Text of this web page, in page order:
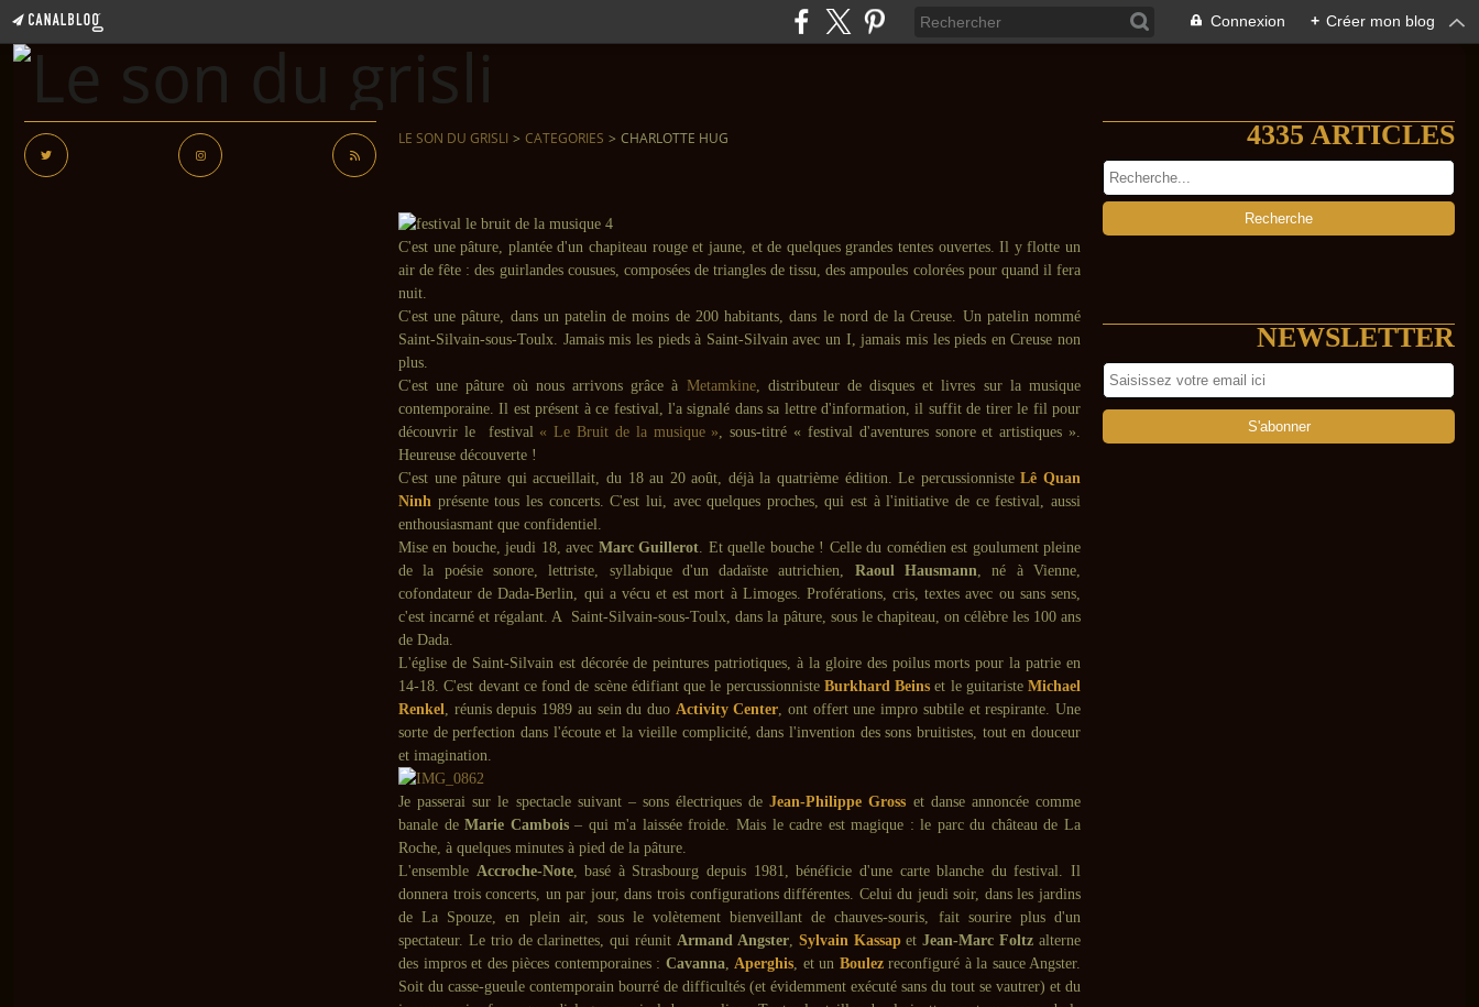
Connexion + Créer mon blog
LE SON DU GRISLI > CATEGORIES > CHARLOTTE HUG
C'est une pâture, plantée d'un chapiteau rouge et jaune, et de quelques grandes tentes ouvertes. Il y flotte un
air de fête : des guirlandes cousues, composées de triangles de tissu, des ampoules colorées pour quand il fera
nuit.
C'est une pâture, dans un patelin de moins de 200 habitants, dans le nord de la Creuse. Un patelin nommé
Saint-Silvain-sous-Toulx. Jamais mis les pieds à Saint-Silvain avec un I, jamais mis les pieds en Creuse non
plus.
C'est une pâture où nous arrivons grâce à Metamkine, distributeur de disques et livres sur la musique
contemporaine. Il est présent à ce festival, l'a signalé dans sa lettre d'information, il suffit de tirer le fil pour
découvrir le festival « Le Bruit de la musique », sous-titré « festival d'aventures sonore et artistiques ».
Heureuse découverte !
C'est une pâture qui accueillait, du 18 au 20 août, déjà la quatrième édition. Le percussionnisteLê Quan
Ninh présente tous les concerts. C'est lui, avec quelques proches, qui est à l'initiative de ce festival, aussi
enthousiasmant que confidentiel.
Mise en bouche, jeudi 18, avec Marc Guillerot. Et quelle bouche ! Celle du comédien est goulument pleine
de la poésie sonore, lettriste, syllabique d'un dadaïste autrichien, Raoul Hausmann, né à Vienne,
cofondateur de Dada-Berlin, qui a vécu et est mort à Limoges. Proférations, cris, textes avec ou sans sens,
c'est incarné et régalant. A Saint-Silvain-sous-Toulx, dans la pâture, sous le chapiteau, on célèbre les 100 ans
de Dada.
L'église de Saint-Silvain est décorée de peintures patriotiques, à la gloire des poilus morts pour la patrie en
14-18. C'est devant ce fond de scène édifiant que le percussionniste Burkhard Beins et le guitariste Michael
Renkel, réunis depuis 1989 au sein du duo Activity Center, ont offert une impro subtile et respirante. Une
sorte de perfection dans l'écoute et la vieille complicité, dans l'invention des sons bruitistes, tout en douceur
et imagination.
Je passerai sur le spectacle suivant – sons électriques deJean-Philippe Gross et danse annoncée comme
banale deMarie Cambois– qui m'a laissée froide. Mais le cadre est magique : le parc du château de La
Roche, à quelques minutes à pied de la pâture.
L'ensemble Accroche-Note, basé à Strasbourg depuis 1981, bénéficie d'une carte blanche du festival. Il
donnera trois concerts, un par jour, dans trois configurations différentes. Celui du jeudi soir, dans les jardins
de La Spouze, en plein air, sous le volètement bienveillant de chauves-souris, fait sourire plus d'un
spectateur. Le trio de clarinettes, qui réunit Armand Angster, Sylvain KassapetJean-Marc Foltz alterne
des impros et des pièces contemporaines : Cavanna, Aperghis, et un Boulez reconfiguré à la sauce Angster.
Soit du casse-gueule contemporain bourré de difficultés (et évidemment exécuté sans du tout se vautrer) et du
4335 ARTICLES
NEWSLETTER